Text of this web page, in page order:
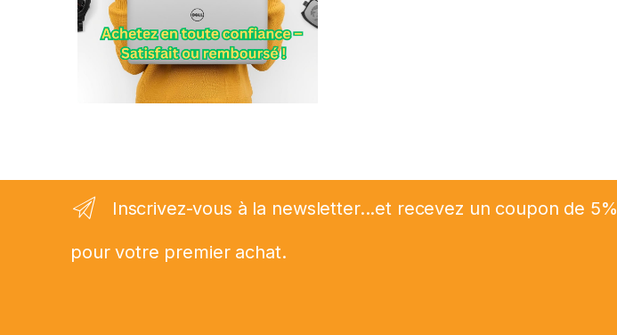
Inscrivez-vous à la newsletter...et recevez un coupon de 5%
pour votre premier achat.